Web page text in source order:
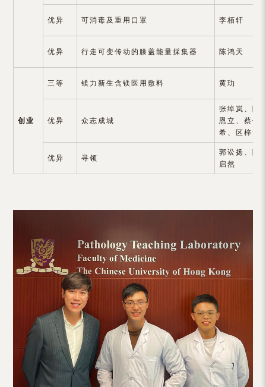
优异 可消毒及重用口罩 李栢轩
优异 行走可变传动的膝盖能量採集器 陈鸿天
创业
三等 镁力新生含镁医用敷料 黄玏
优异 众志成城
张绰岚、陈
恩立、蔡俊
希、区梓博
优异 寻领
郭讼扬、陈
启然